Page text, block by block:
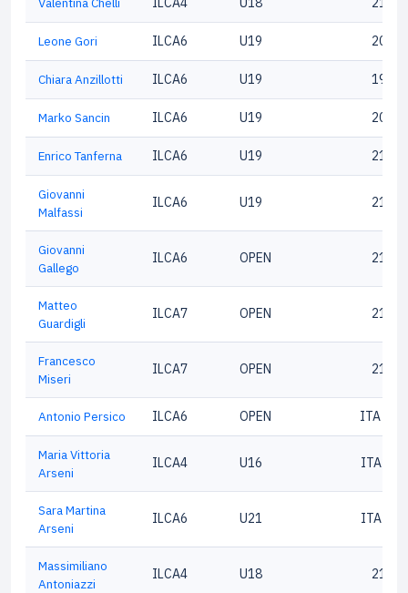
Leone Gori ILCA6 U19
Chiara Anzillotti ILCA6 U19
Marko Sancin ILCA6 U19
Enrico Tanferna ILCA6 U19
Giovanni
Malfassi
ILCA6 U19
Giovanni
Gallego
ILCA6 OPEN
Matteo
Guardigli
ILCA7 OPEN
Francesco
Miseri
ILCA7 OPEN
Antonio Persico ILCA6 OPEN ITA
Maria Vittoria
Arseni
ILCA4 U16
Sara Martina
Arseni
ILCA6 U21
Massimiliano
Antoniazzi
ILCA4 U18